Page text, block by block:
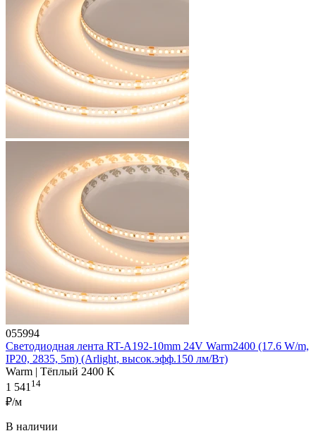
055994
Светодиодная лента RT-A192-10mm 24V Warm2400 (17.6 W/m,
IP20, 2835, 5m) (Arlight, высок.эфф.150 лм/Вт)
Warm | Тёплый 2400 K
1 541 14
₽/м
В наличии